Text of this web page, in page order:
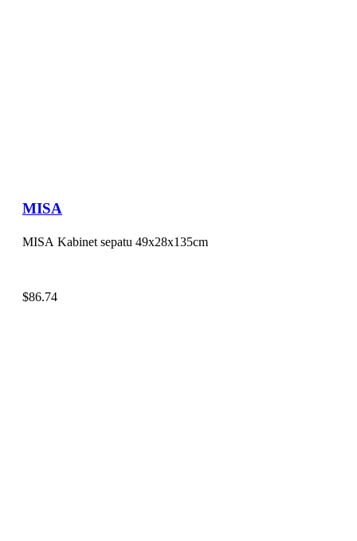
MISA
MISA Kabinet sepatu 49x28x135cm
$86.74